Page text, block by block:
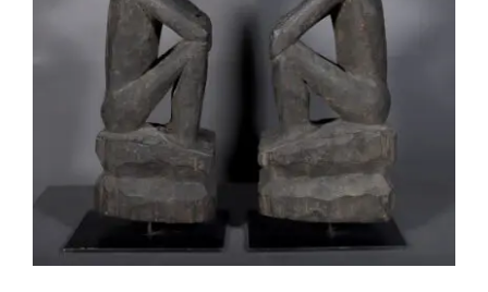
AS051 Paire de Bulul – Philippines